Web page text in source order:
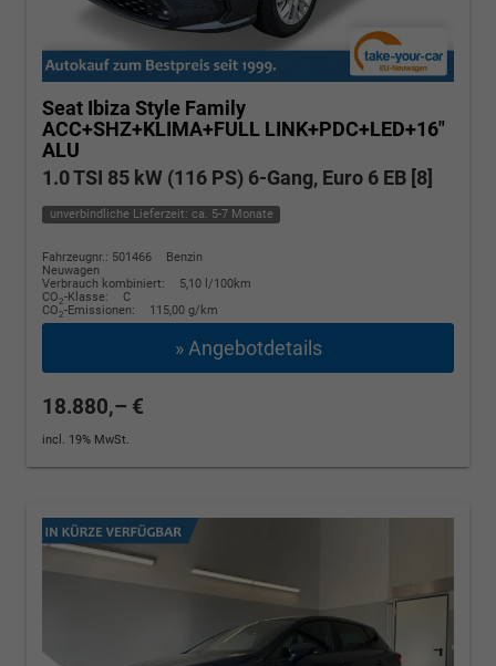
Seat Ibiza Style Family
ACC+SHZ+KLIMA+FULL LINK+PDC+LED+16"
ALU
1.0 TSI 85 kW (116 PS) 6-Gang, Euro 6 EB [8]
unverbindliche Lieferzeit: ca. 5-7 Monate
Fahrzeugnr.: 501466
Benzin
Neuwagen
Verbrauch kombiniert:
5,10 l/100km
CO2-Klasse:
C
CO2-Emissionen: 115,00 g/km
» Angebotdetails
18.880,– €
incl. 19% MwSt.